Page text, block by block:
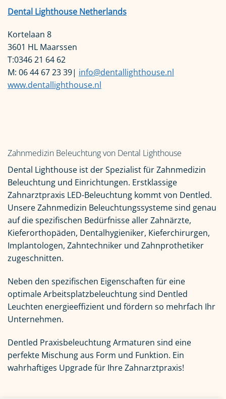
Dental Lighthouse Netherlands
Kortelaan 8
3601 HL Maarssen
T:0346 21 64 62
M: 06 44 67 23 39| info@dentallighthouse.nl
www.dentallighthouse.nl
Zahnmedizin Beleuchtung von Dental Lighthouse
Dental Lighthouse ist der Spezialist für Zahnmedizin
Beleuchtung und Einrichtungen. Erstklassige
Zahnarztpraxis LED-Beleuchtung kommt von Dentled.
Unsere Zahnmedizin Beleuchtungssysteme sind genau
auf die spezifischen Bedürfnisse aller Zahnärzte,
Kieferorthopäden, Dentalhygieniker, Kieferchirurgen,
Implantologen, Zahntechniker und Zahnprothetiker
zugeschnitten.
Neben den spezifischen Eigenschaften für eine
optimale Arbeitsplatzbeleuchtung sind Dentled
Leuchten energieeffizient und fördern so mehrfach Ihr
Unternehmen.
Dentled Praxisbeleuchtung Armaturen sind eine
perfekte Mischung aus Form und Funktion. Ein
wahrhaftiges Upgrade für Ihre Zahnarztpraxis!